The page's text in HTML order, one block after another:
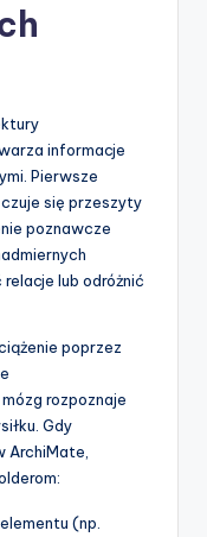
informacje
Pierwsze
się przeszyty
poznawcze
relacje lub odróżnić
poprzez
rozpoznaje
Gdy
ArchiMate,
(np.